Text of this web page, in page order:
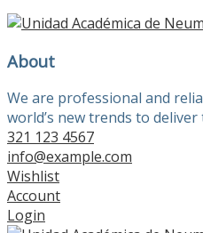
About
We are professional and
world’s new trends to
321 123 4567
info@example.com
Wishlist
Account
Login